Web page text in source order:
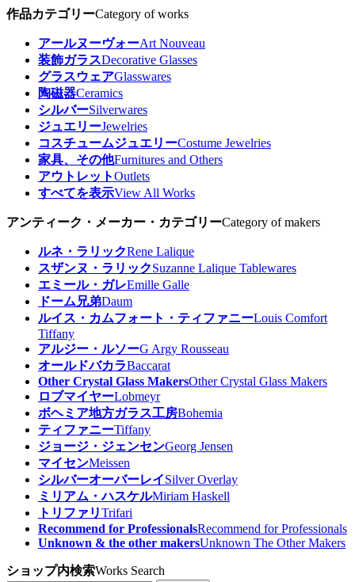
作品カテゴリーCategory of works
アールヌーヴォーArt Nouveau
装飾ガラスDecorative Glasses
グラスウェアGlasswares
陶磁器Ceramics
シルバーSilverwares
ジュエリーJewelries
コスチュームジュエリーCostume Jewelries
家具、その他Furnitures and Others
アウトレットOutlets
すべてを表示View All Works
アンティーク・メーカー・カテゴリーCategory of makers
ルネ・ラリックRene Lalique
スザンヌ・ラリックSuzanne Lalique Tablewares
エミール・ガレEmille Galle
ドーム兄弟Daum
ルイス・カムフォート・ティファニーLouis Comfort
Tiffany
アルジー・ルソーG Argy Rousseau
オールドバカラBaccarat
Other Crystal Glass MakersOther Crystal Glass Makers
ロブマイヤーLobmeyr
ボヘミア地方ガラス工房Bohemia
ティファニーTiffany
ジョージ・ジェンセンGeorg Jensen
マイセンMeissen
シルバーオーバーレイSilver Overlay
ミリアム・ハスケルMiriam Haskell
トリファリTrifari
Recommend for ProfessionalsRecommend for Professionals
Unknown & the other makersUnknown The Other Makers
ショップ内検索Works Search